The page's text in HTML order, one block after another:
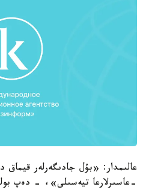
-عاسىرلارعا تيەسىلى»، - دەپ